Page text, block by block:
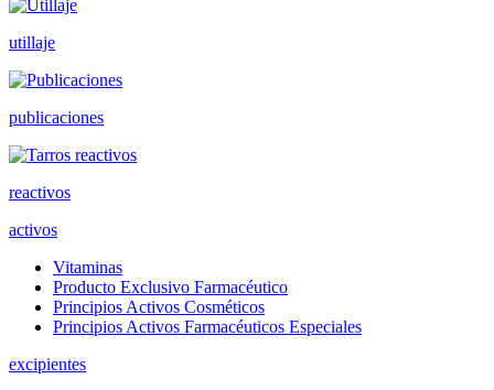
utillaje
publicaciones
reactivos
activos
Vitaminas
Producto Exclusivo Farmacéutico
Principios Activos Cosméticos
Principios Activos Farmacéuticos Especiales
excipientes